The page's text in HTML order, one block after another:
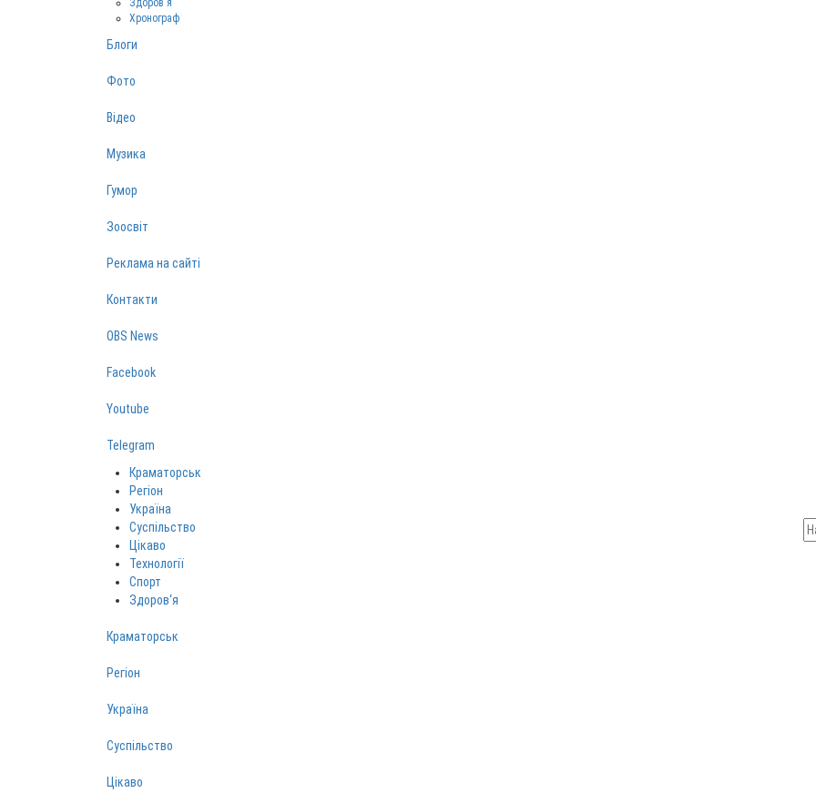
Здоров‘я
Хронограф
Блоги
Фото
Відео
Музика
Гумор
Зоосвіт
Реклама на сайті
Контакти
OBS News
Facebook
Youtube
Telegram
Краматорськ
Регіон
Україна
Суспільство
Цікаво
Технології
Спорт
Здоров‘я
Краматорськ
Регіон
Україна
Суспільство
Цікаво